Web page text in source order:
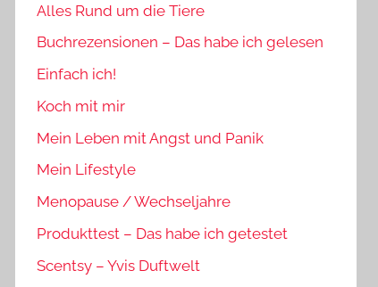
Alles Rund um die Tiere
Buchrezensionen – Das habe ich gelesen
Einfach ich!
Koch mit mir
Mein Leben mit Angst und Panik
Mein Lifestyle
Menopause / Wechseljahre
Produkttest – Das habe ich getestet
Scentsy – Yvis Duftwelt